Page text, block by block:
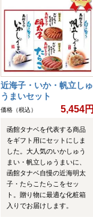
近海子・いか・帆立しゅ
うまいセット
価格（税込） 5,454円
函館タナベを代表する商品
をギフト用にセットにしま
した。大人気のいかしゅう
まい・帆立しゅうまいに、
函館タナベ自慢の近海明太
子・たらこたらこをセッ
ト。贈り物に最適な化粧箱
入りでお届けします。